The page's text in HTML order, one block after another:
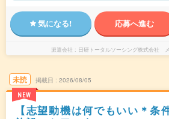
気になる! 応募へ進む
派遣会社 日研トータルソーシング株式会社
未読
NEW
掲載日 2026/08/05
【志望動機は何でもいい＊条